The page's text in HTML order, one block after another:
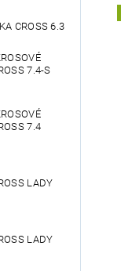
CROSS 6.3
7.4-S
7.4
LADY
LADY